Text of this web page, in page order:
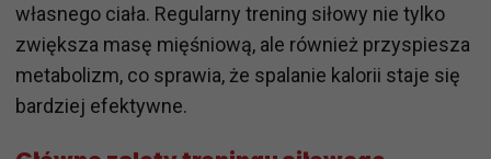
własnego ciała. Regularny trening siłowy nie tylko
zwiększa masę mięśniową, ale również przyspiesza
metabolizm, co sprawia, że spalanie kalorii staje się
bardziej efektywne.